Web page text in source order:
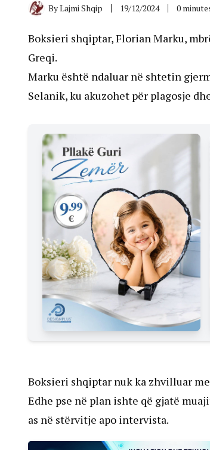
ByLajmi Shqip 19/12/2024 0
Boksieri shqiptar, Florian Marku,
Greqi.
Marku është ndaluar në shtetin
Selanik, ku akuzohet për plagosje
Boksieri shqiptar nuk ka zhvilluar
Edhe pse në plan ishte që gjatë
as në stërvitje apo intervista.